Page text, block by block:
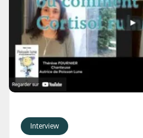
Interview